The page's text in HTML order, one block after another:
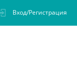
Вход/Регистрация